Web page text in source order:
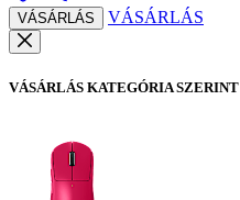
VÁSÁRLÁS VÁSÁRLÁS
VÁSÁRLÁS KATEGÓRIA SZERINT